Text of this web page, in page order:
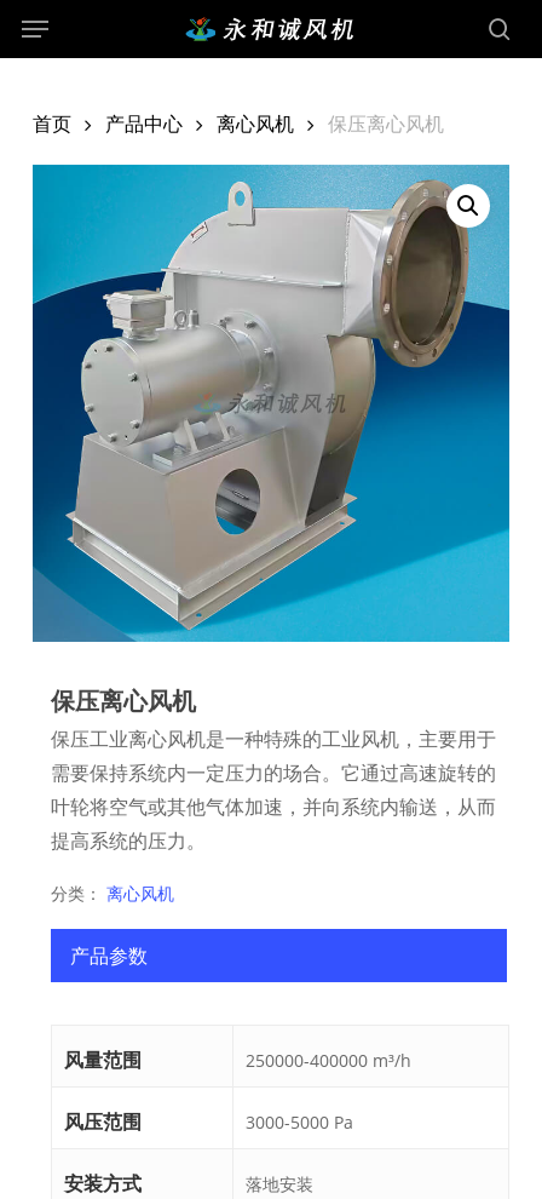
Skip
content
Menu
首页 产品中心 离心风机 保压离心风机
保压离心风机
保压工业离心风机是一种特殊的工业风机，主要用于
需要保持系统内一定压力的场合。它通过高速旋转的
叶轮将空气或其他气体加速，并向系统内输送，从而
提高系统的压力。
分类： 离心风机
产品参数
风量范围 250000-400000 m³/h
风压范围 3000-5000 Pa
安装方式 落地安装
Menu